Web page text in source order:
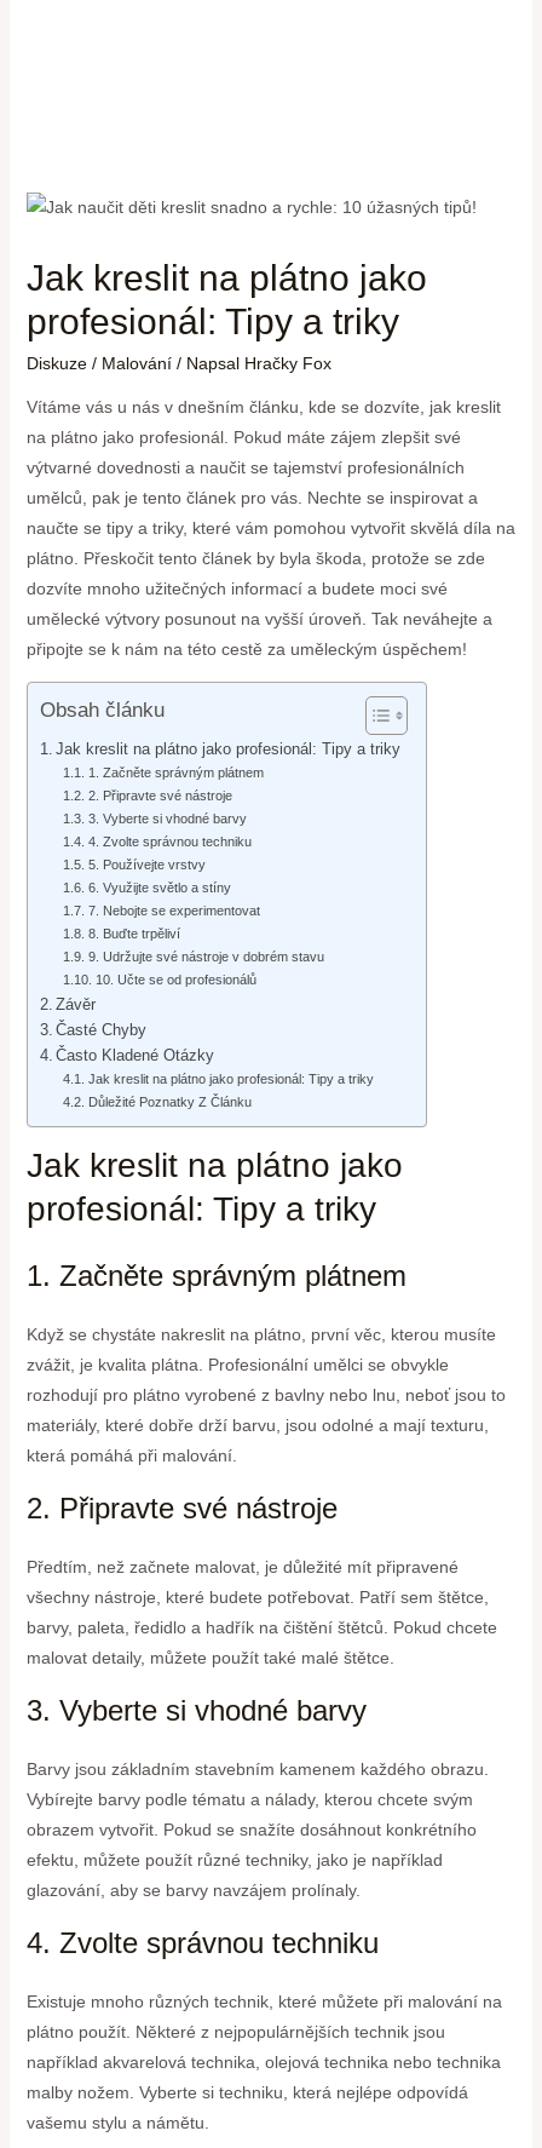
Jak kreslit na plátno jako
profesionál: Tipy a triky
Diskuze / Malování/ Napsal Hračky Fox
Vítáme vás u nás v dnešním článku, kde se dozvíte, jak kreslit
na plátno jako profesionál. Pokud máte zájem zlepšit své
výtvarné dovednosti a naučit se tajemství profesionálních
umělců, pak je tento článek pro vás. Nechte se inspirovat a
naučte se tipy a triky, které vám pomohou vytvořit skvělá díla na
plátno. Přeskočit tento článek by byla škoda, protože se zde
dozvíte mnoho užitečných informací a budete moci své
umělecké výtvory posunout na vyšší úroveň. Tak neváhejte a
připojte se k nám na této cestě za uměleckým úspěchem!
Obsah článku
Jak kreslit na plátno jako profesionál: Tipy a triky
1. Začněte správným plátnem
2. Připravte své nástroje
3. Vyberte si vhodné barvy
4. Zvolte správnou techniku
5. Používejte vrstvy
6. Využijte světlo a stíny
7. Nebojte se experimentovat
8. Buďte trpěliví
9. Udržujte své nástroje v dobrém stavu
10. Učte se od profesionálů
Závěr
Časté Chyby
Často Kladené Otázky
Jak kreslit na plátno jako profesionál: Tipy a triky
Důležité Poznatky Z Článku
Jak kreslit na plátno jako
profesionál: Tipy a triky
1. Začněte správným plátnem
Když se chystáte nakreslit na plátno, první věc, kterou musíte
zvážit, je kvalita plátna. Profesionální umělci se obvykle
rozhodují pro plátno vyrobené z bavlny nebo lnu, neboť jsou to
materiály, které dobře drží barvu, jsou odolné a mají texturu,
která pomáhá při malování.
2. Připravte své nástroje
Předtím, než začnete malovat, je důležité mít připravené
všechny nástroje, které budete potřebovat. Patří sem štětce,
barvy, paleta, ředidlo a hadřík na čištění štětců. Pokud chcete
malovat detaily, můžete použít také malé štětce.
3. Vyberte si vhodné barvy
Barvy jsou základním stavebním kamenem každého obrazu.
Vybírejte barvy podle tématu a nálady, kterou chcete svým
obrazem vytvořit. Pokud se snažíte dosáhnout konkrétního
efektu, můžete použít různé techniky, jako je například
glazování, aby se barvy navzájem prolínaly.
4. Zvolte správnou techniku
Existuje mnoho různých technik, které můžete při malování na
plátno použít. Některé z nejpopulárnějších technik jsou
například akvarelová technika, olejová technika nebo technika
malby nožem. Vyberte si techniku, která nejlépe odpovídá
vašemu stylu a námětu.